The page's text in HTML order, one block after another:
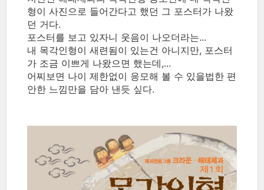
형이 사진으로 들어간다고 했던 그 포스터가 나왔
던 거다.
포스터를 보고 있자니 웃음이 나오더라는...
내 목각인형이 새련됨이 있는건 아니지만, 포스터
가 조금 이쁘게 나왔으면 했는데,...
어찌보면 나이 제한없이 응모해 볼 수 있을법한 편
안한 느낌만을 담아 낸듯 싶다.